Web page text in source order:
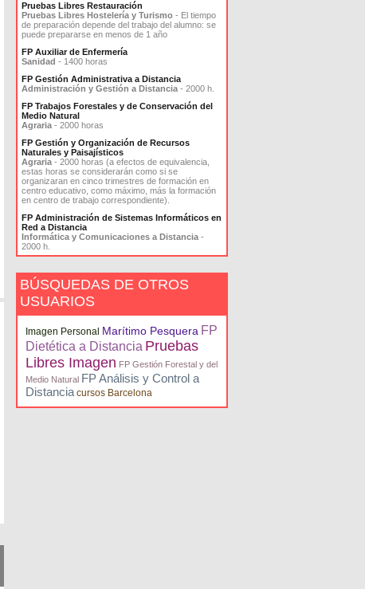
Pruebas Libres Restauración
Pruebas Libres Hostelería y Turismo - El tiempo
de preparación depende del trabajo del alumno: se
puede prepararse en menos de 1 año
FP Auxiliar de Enfermería
Sanidad - 1400 horas
FP Gestión Administrativa a Distancia
Administración y Gestión a Distancia - 2000 h.
FP Trabajos Forestales y de Conservación del
Medio Natural
Agraria - 2000 horas
FP Gestión y Organización de Recursos
Naturales y Paisajísticos
Agraria - 2000 horas (a efectos de equivalencia,
estas horas se considerarán como si se
organizaran en cinco trimestres de formación en
centro educativo, como máximo, más la formación
en centro de trabajo correspondiente).
FP Administración de Sistemas Informáticos en
Red a Distancia
Informática y Comunicaciones a Distancia -
2000 h.
BÚSQUEDAS DE OTROS
USUARIOS
Imagen Personal Marítimo Pesquera FP
Dietética a Distancia Pruebas
Libres Imagen FP Gestión Forestal y del
Medio Natural FP Análisis y Control a
Distancia cursos Barcelona